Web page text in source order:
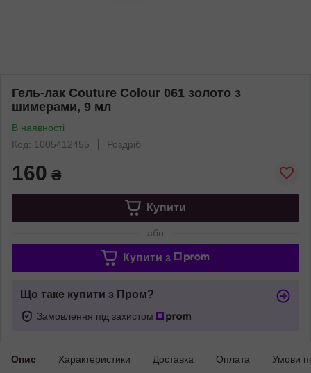
Гель-лак Couture Colour 061 золото з
шимерами, 9 мл
В наявності
Код: 1005412455
Роздріб
160 ₴
Купити
або
Купити з
Що таке купити з Пром?
Замовлення під захистом
Опис Характеристики Доставка Оплата Умови